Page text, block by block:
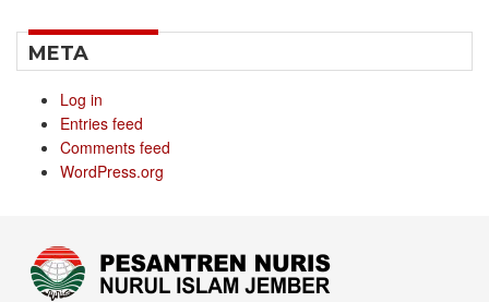
META
Log in
Entries feed
Comments feed
WordPress.org